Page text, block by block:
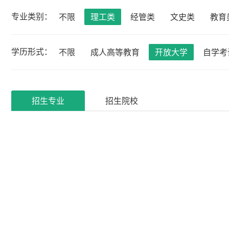
专业类别： 不限 理工类 经管类 文史类 教育
学历形式： 不限 成人高等教育 开放大学 自学
招生专业 招生院校